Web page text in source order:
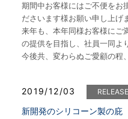
期間中お客様にはご不便をお
ださいます様お願い申し上げ
来年も、本年同様お客様にご
の提供を目指し、社員一同よ
今後共、変わらぬご愛顧の程
2019/12/03 RELEASE
新開発のシリコーン製の